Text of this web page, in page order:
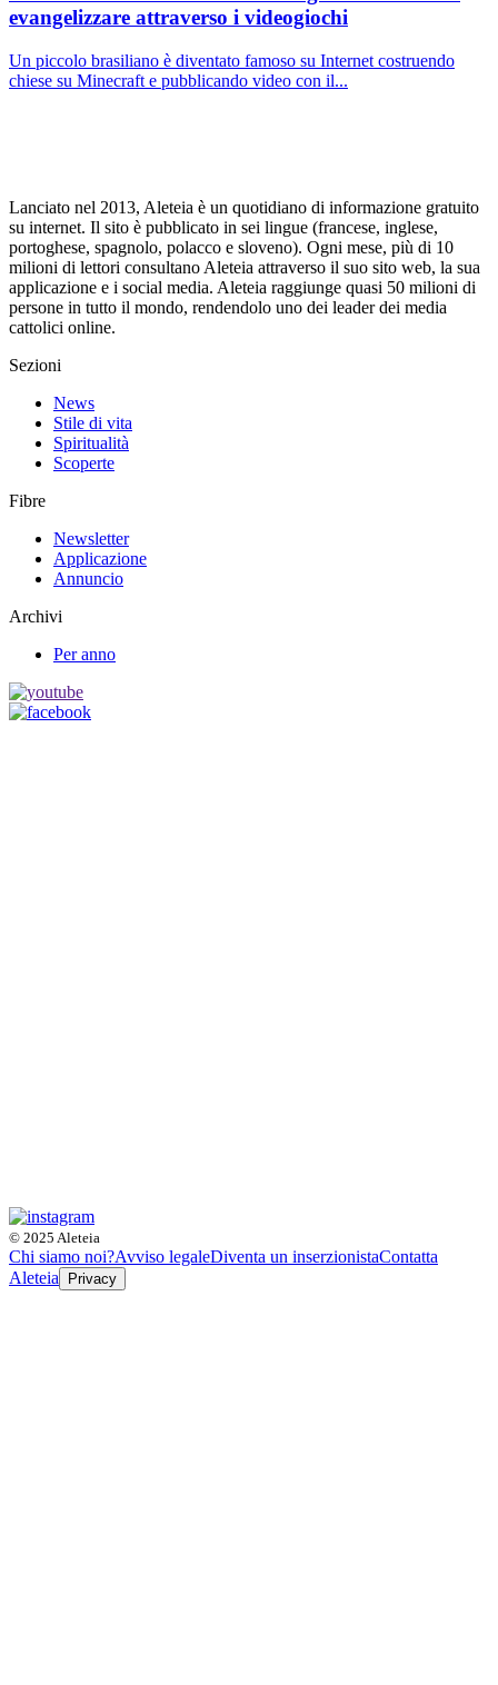
evangelizzare attraverso i videogiochi
Un piccolo brasiliano è diventato famoso su Internet costruendo
chiese su Minecraft e pubblicando video con il...
Lanciato nel 2013, Aleteia è un quotidiano di informazione gratuito
su internet. Il sito è pubblicato in sei lingue (francese, inglese,
portoghese, spagnolo, polacco e sloveno). Ogni mese, più di 10
milioni di lettori consultano Aleteia attraverso il suo sito web, la sua
applicazione e i social media. Aleteia raggiunge quasi 50 milioni di
persone in tutto il mondo, rendendolo uno dei leader dei media
cattolici online.
Sezioni
News
Stile di vita
Spiritualità
Scoperte
Fibre
Newsletter
Applicazione
Annuncio
Archivi
Per anno
© 2025 Aleteia
Chi siamo noi?Avviso legaleDiventa un inserzionistaContatta
Aleteia
Privacy